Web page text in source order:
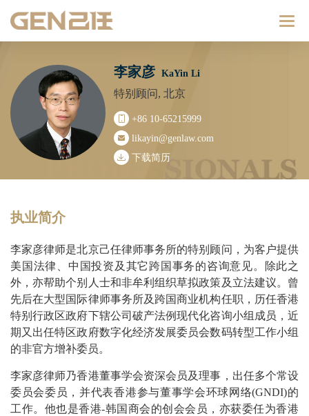
李家彦 KaYin Li
特别顾问, 北京
+86 10-65215999
likayin@genlaw.com
下载简历
执业简介
李家彦律师是北京己任律师事务所的特别顾问，为客户提供
美国法律、中国投资及其它跨国事务的咨询意见。除此之
外，亦帮助个别人士和非牟利组织草拟政策及立法建议。曾
先后在大型国际律师事务所及跨国商业机构任职，历任香港
特别行政区政府下辖公司破产法例现代化咨询小组成员，近
期又出任特区政府数字化经济发展委员会数码转型工作小组
的非官方增补委员。
李家彦律师乃香港董事学会资深会员及理事，出任多个常设
委员会委员，并代表香港参与董事学会环球网络(GNDI)的
工作。他也是香港-韩国商会的创会会员，亦获委任为香港